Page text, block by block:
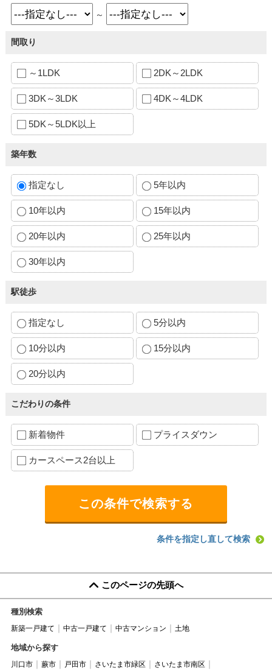
～
間取り
～1LDK 2DK～2LDK
3DK～3LDK 4DK～4LDK
5DK～5LDK以上
築年数
指定なし 5年以内
10年以内 15年以内
20年以内 25年以内
30年以内
駅徒歩
指定なし 5分以内
10分以内 15分以内
20分以内
こだわりの条件
新着物件 プライスダウン
カースペース2台以上
条件を指定し直して検索
このページの先頭へ
種別検索
新築一戸建て 中古一戸建て 中古マンション 土地
地域から探す
川口市 蕨市 戸田市 さいたま市緑区
さいたま市南区